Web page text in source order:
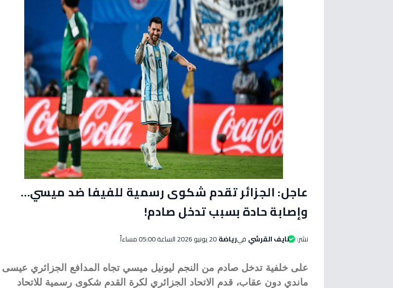
عاجل: الجزائر تقدم شكوى رسمية للفيفا ضد ميسي…
وإصابة حادة بسبب تدخل صادم!
نشر: نايف القرشي فيرياضة20 يونيو 2026 الساعة 05:00 مساءاً
على خلفية تدخل صادم من النجم ليونيل ميسي تجاه المدافع الجزائري عيسى
ماندي دون عقاب، قدم الاتحاد الجزائري لكرة القدم شكوى رسمية للاتحاد